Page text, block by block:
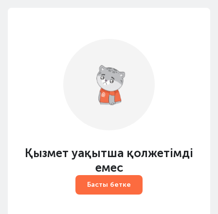
Қызмет уақытша қолжетімді
емес
Басты бетке